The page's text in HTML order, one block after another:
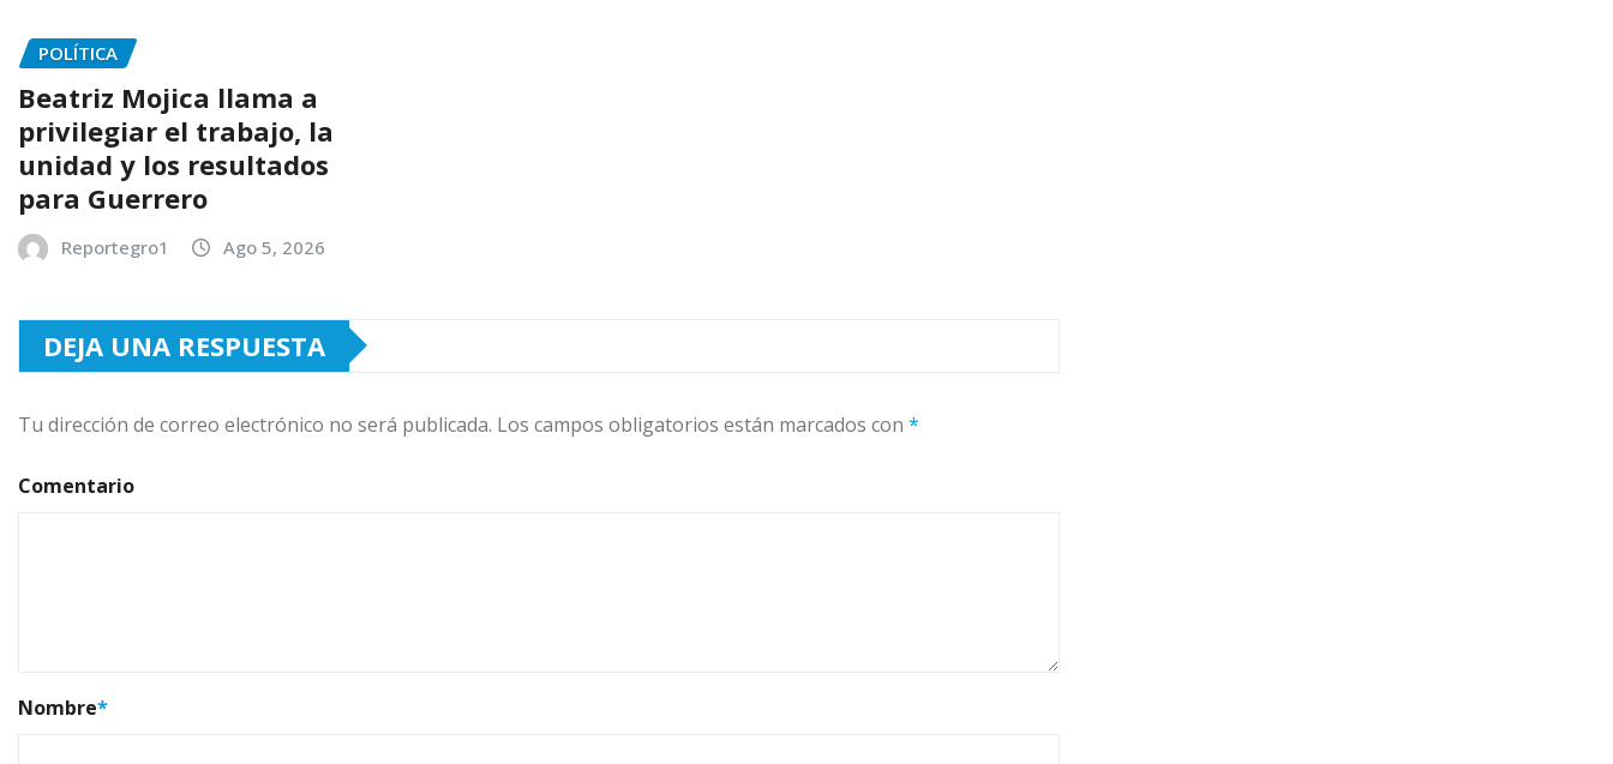
POLÍTICA
Beatriz Mojica llama a
privilegiar el trabajo, la
unidad y los resultados
para Guerrero
Reportegro1 Ago 5, 2026
DEJA UNA RESPUESTA
Tu dirección de correo electrónico no será publicada. Los campos obligatorios están marcados con *
Comentario
Nombre*